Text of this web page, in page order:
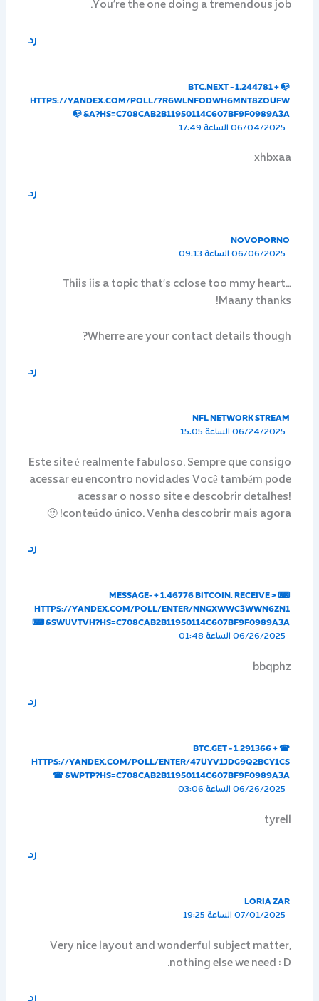
You’re the one doing a tremendous job.
رد
📭 + 1.244781 BTC.NEXT -
HTTPS://YANDEX.COM/POLL/7R6WLNFODWH6MNT8ZOUFW
A?HS=C708CAB2B11950114C607BF9F0989A3A& 📭
06/04/2025 الساعة 17:49
xhbxaa
رد
NOVOPORNO
06/06/2025 الساعة 09:13
Thiis iis a topic that’s cclose too mmy heart…
Maany thanks!
Wherre are your contact details though?
رد
NFL NETWORK STREAM
06/24/2025 الساعة 15:05
Este site é realmente fabuloso. Sempre que consigo
acessar eu encontro novidades Você também pode
acessar o nosso site e descobrir detalhes!
conteúdo único. Venha descobrir mais agora! 🙂
رد
⌨ MESSAGE- + 1.46776 BITCOIN. RECEIVE >
HTTPS://YANDEX.COM/POLL/ENTER/NNGXWWC3WWN6ZN1
SWUVTVH?HS=C708CAB2B11950114C607BF9F0989A3A& ⌨
06/26/2025 الساعة 01:48
bbqphz
رد
☎ + 1.291366 BTC.GET -
HTTPS://YANDEX.COM/POLL/ENTER/47UYV1JDG9Q2BCY1CS
WPTP?HS=C708CAB2B11950114C607BF9F0989A3A& ☎
06/26/2025 الساعة 03:06
tyrell
رد
LORIA ZAR
07/01/2025 الساعة 19:25
Very nice layout and wonderful subject matter,
nothing else we need : D.